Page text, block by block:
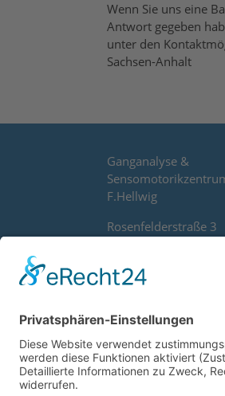
Wenn Sie uns eine
Antwort gegeben
unter den
Sachsen-Anhalt
Ganganalyse &
F.Hellwig
Rosenfelderstraße 3
Tel: 0345/2028716